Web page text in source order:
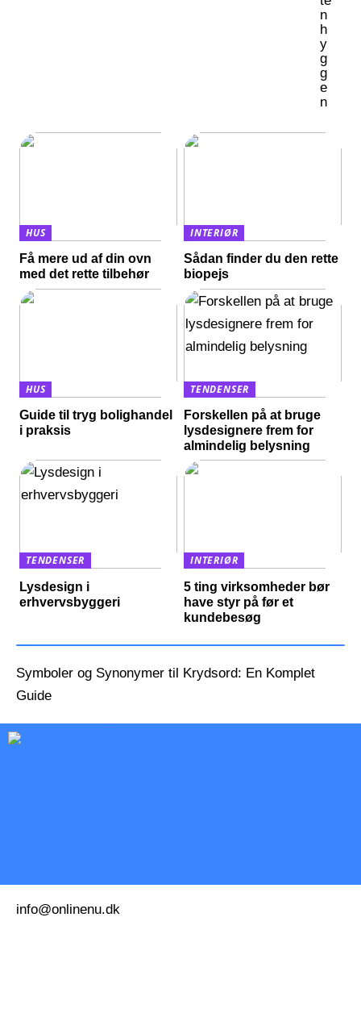
n
h
y
g
g
e
n
HUS
Få mere ud af din ovn
med det rette tilbehør
INTERIØR
Sådan finder du den rette
biopejs
HUS
Guide til tryg bolighandel
i praksis
TENDENSER
Forskellen på at bruge
lysdesignere frem for
almindelig belysning
TENDENSER
Lysdesign i
erhvervsbyggeri
INTERIØR
5 ting virksomheder bør
have styr på før et
kundebesøg
Symboler og Synonymer til Krydsord: En Komplet
Guide
info@onlinenu.dk